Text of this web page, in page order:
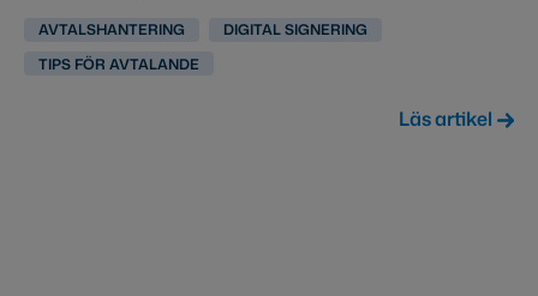
AVTALSHANTERING
DIGITAL SIGNERING
TIPS FÖR AVTALANDE
Läs artikel